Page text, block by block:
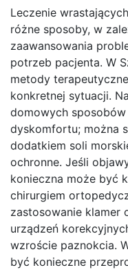
Leczenie
różne sposoby, w
zaawansowania
potrzeb pacjenta. W
metody
konkretnej sytuacji.
domowych sposobów
dyskomfortu; można
dodatkiem soli
ochronne. Jeśli
konieczna może być
chirurgiem
zastosowanie klamer
urządzeń
wzroście paznokcia.
być konieczne